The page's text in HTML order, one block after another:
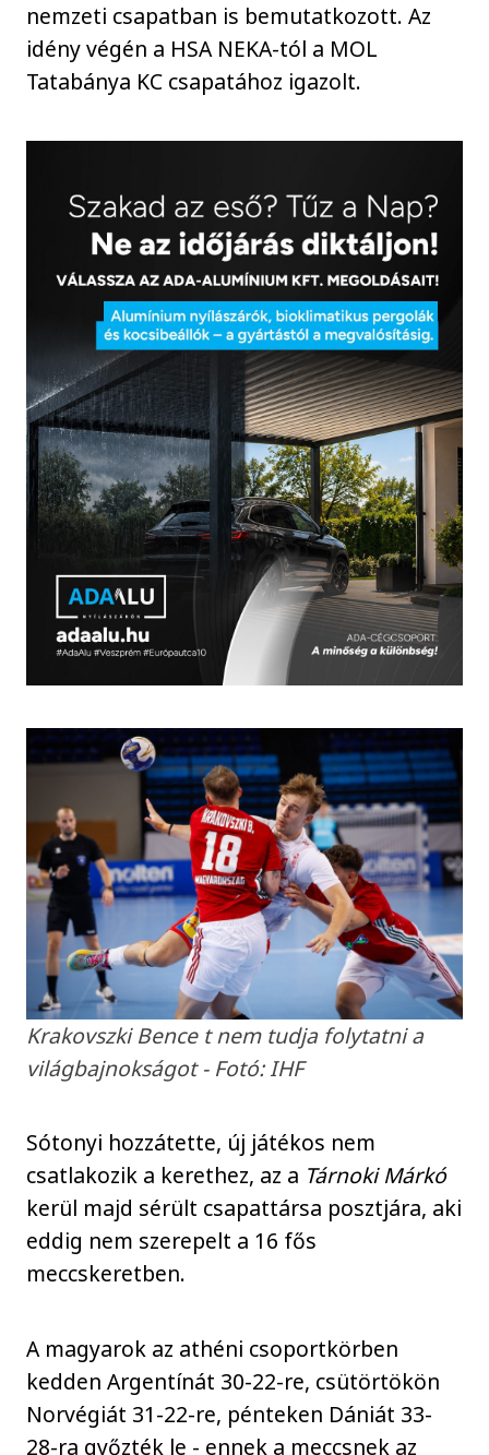
nemzeti csapatban is bemutatkozott. Az
idény végén a HSA NEKA-tól a MOL
Tatabánya KC csapatához igazolt.
Krakovszki Bence t nem tudja folytatni a
világbajnokságot - Fotó: IHF
Sótonyi hozzátette, új játékos nem
csatlakozik a kerethez, az a Tárnoki Márkó
kerül majd sérült csapattársa posztjára, aki
eddig nem szerepelt a 16 fős
meccskeretben.
A magyarok az athéni csoportkörben
kedden Argentínát 30-22-re, csütörtökön
Norvégiát 31-22-re, pénteken Dániát 33-
28-ra győzték le - ennek a meccsnek az